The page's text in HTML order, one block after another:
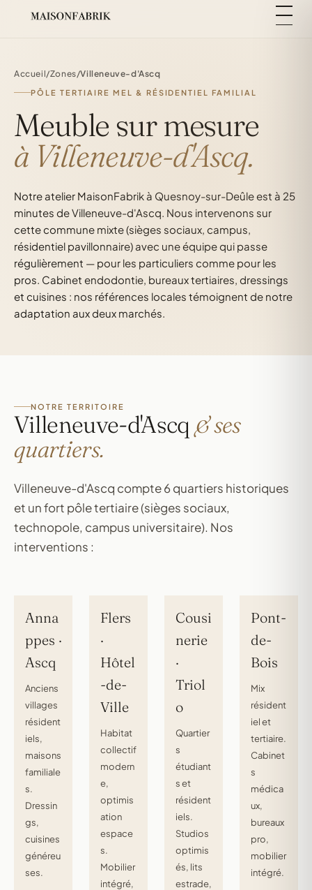
Accueil/Zones/Villeneuve-d'Ascq
PÔLE TERTIAIRE MEL & RÉSIDENTIEL FAMILIAL
Meuble sur mesure
à Villeneuve-d'Ascq.
Notre atelier MaisonFabrik à Quesnoy-sur-Deûle est à 25
minutes de Villeneuve-d'Ascq. Nous intervenons sur
cette commune mixte (sièges sociaux, campus,
résidentiel pavillonnaire) avec une équipe qui passe
régulièrement — pour les particuliers comme pour les
pros. Cabinet endodontie, bureaux tertiaires, dressings
et cuisines : nos références locales témoignent de notre
adaptation aux deux marchés.
NOTRE TERRITOIRE
Villeneuve-d'Ascq& ses
quartiers.
Villeneuve-d'Ascq compte 6 quartiers historiques
et un fort pôle tertiaire (sièges sociaux,
technopole, campus universitaire). Nos
interventions :
Anna
ppes ·
Ascq
Anciens
villages
résident
iels,
maisons
familiale
s.
Dressin
gs,
cuisines
généreu
ses.
Flers
·
Hôtel
-de-
Ville
Habitat
collectif
modern
e,
optimis
ation
espace
s.
Mobilier
intégré,
Cousi
nerie
·
Triol
o
Quartier
s
étudiant
s et
résident
iels.
Studios
optimis
és, lits
estrade,
Pont-
de-
Bois
Mix
résident
iel et
tertiaire.
Cabinet
s
médica
ux,
bureaux
pro,
mobilier
intégré.